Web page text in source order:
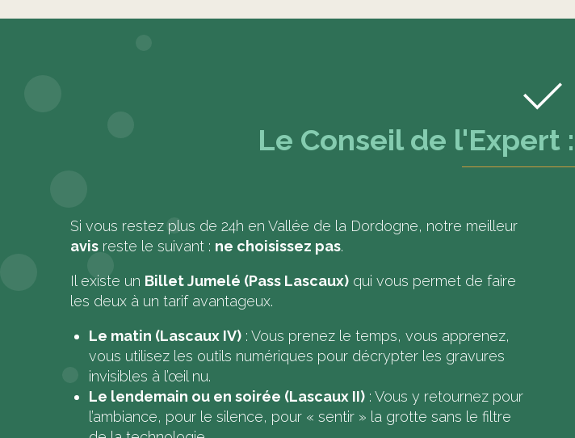
Le Conseil de l'Expert
Si vous restez plus de 24h en Vallée de la Dordogne, notre meilleur
avis reste le suivant : ne choisissez pas.
Il existe un Billet Jumelé (Pass Lascaux) qui vous permet de faire
les deux à un tarif avantageux.
Le matin (Lascaux IV): Vous prenez le temps, vous apprenez,
vous utilisez les outils numériques pour décrypter les gravures
invisibles à l’œil nu.
Le lendemain ou en soirée (Lascaux II): Vous y retournez pour
l’ambiance, pour le silence, pour « sentir » la grotte sans le filtre